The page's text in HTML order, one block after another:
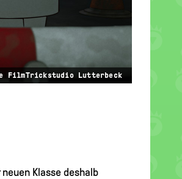
FilmTrickstudio Lutterbeck
Klasse deshalb